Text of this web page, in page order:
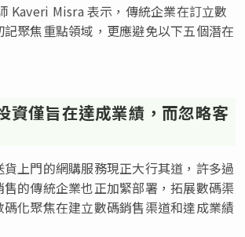
Kaveri Misra 表示，傳統企業在訂立數
聚焦重點領域，更應避免以下五個潛在
資僅旨在達成業績，而忽略客
上門的網購服務現正大行其道，許多過
的傳統企業也正加緊部署，拓展數碼渠
化聚焦在建立數碼銷售渠道和達成業績